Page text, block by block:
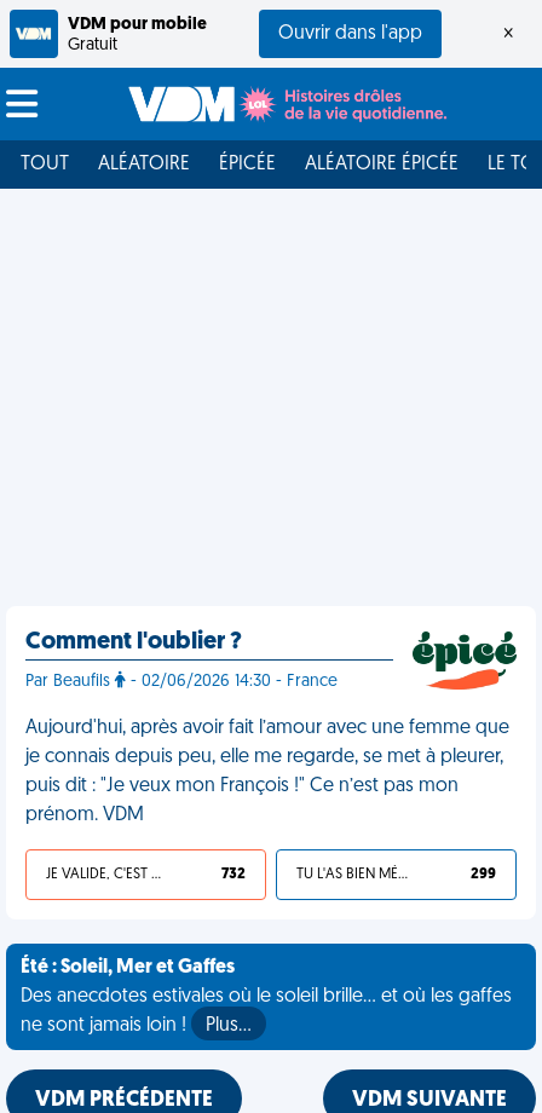
VDM pour mobile
Gratuit
Ouvrir dans l'app ×
TOUT ALÉATOIRE ÉPICÉE ALÉATOIRE ÉPICÉE LE
Comment l'oublier ?
Par Beaufils - 02/06/2026 14:30 - France
Aujourd'hui, après avoir fait l’amour avec une femme que
je connais depuis peu, elle me regarde, se met à pleurer,
puis dit : "Je veux mon François !" Ce n’est pas mon
prénom. VDM
JE VALIDE, C'EST UNE VDM 732 TU L'AS BIEN MÉRITÉ 299
Été : Soleil, Mer et Gaffes
Des anecdotes estivales où le soleil brille... et où les gaffes
ne sont jamais loin !
Plus…
VDM PRÉCÉDENTE VDM SUIVANTE